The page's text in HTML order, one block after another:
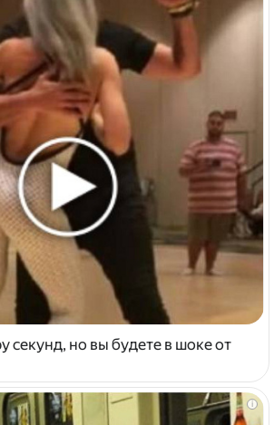
секунд, но вы будете в шоке от
i